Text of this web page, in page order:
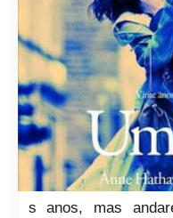
s anos, mas